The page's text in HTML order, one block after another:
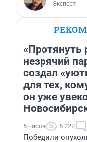
Эксперт
«Протянуть
незрячий
создал
для тех,
он уже
5 часов 5 222
Победили